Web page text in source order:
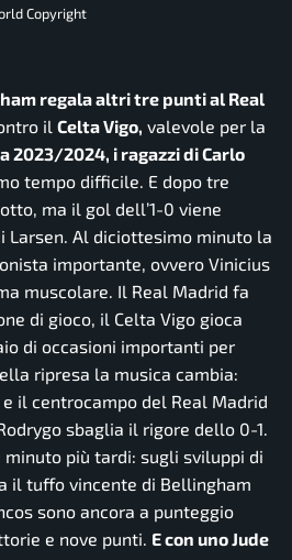
Copyright
regala altri tre punti al Real
il Celta Vigo, valevole per la
2023/2024, i ragazzi di Carlo
tempo difficile. E dopo tre
ma il gol dell’1-0 viene
Al diciottesimo minuto la
importante, ovvero Vinicius
muscolare. Il Real Madrid fa
di gioco, il Celta Vigo gioca
di occasioni importanti per
ripresa la musica cambia:
il centrocampo del Real Madrid
sbaglia il rigore dello 0-1.
più tardi: sugli sviluppi di
il tuffo vincente di Bellingham
sono ancora a punteggio
e nove punti. E con uno Jude